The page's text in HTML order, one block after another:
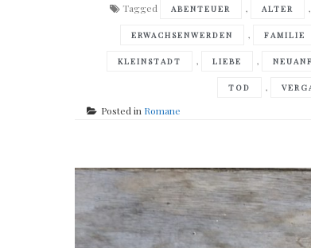
Tagged ABENTEUER , ALTER ,
ERWACHSENWERDEN , FAMILIE
KLEINSTADT , LIEBE ,
TOD ,
Posted in Romane